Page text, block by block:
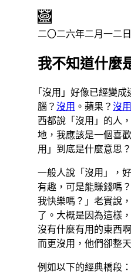
二〇二六年二月一二日
我不知道什麼
「沒用」好像已經變成
腦？ 沒用 。蘋果？ 沒用
西都說「沒用」的人
地，我應該是一個喜
用」到底是什麼意思？
一般人說「沒用」，
有趣，可是能賺錢嗎
我快樂嗎？」老實說
了。大概是因為這樣
沒有什麼有用的東西
而更沒用，他們卻整
例如以下的經典橋段